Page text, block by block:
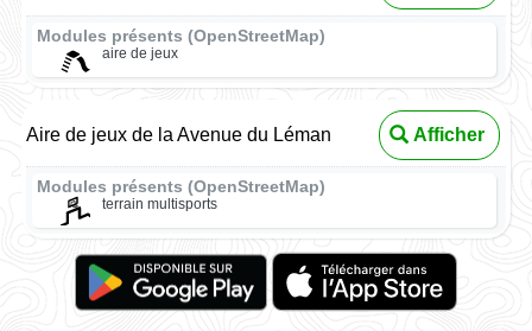
Modules présents (OpenStreetMap)
aire de jeux
Aire de jeux de la Avenue du Léman Afficher
Modules présents (OpenStreetMap)
terrain multisports